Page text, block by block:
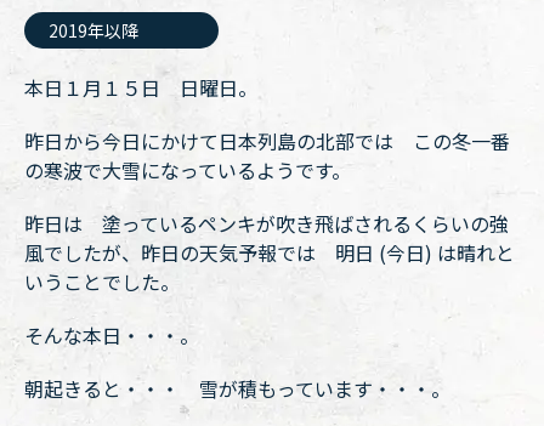
2019年以降
本日１月１５日 日曜日。
昨日から今日にかけて日本列島の北部では この冬一番
の寒波で大雪になっているようです。
昨日は 塗っているペンキが吹き飛ばされるくらいの強
風でしたが、昨日の天気予報では 明日 (今日) は晴れと
いうことでした。
そんな本日・・・。
朝起きると・・・ 雪が積もっています・・・。